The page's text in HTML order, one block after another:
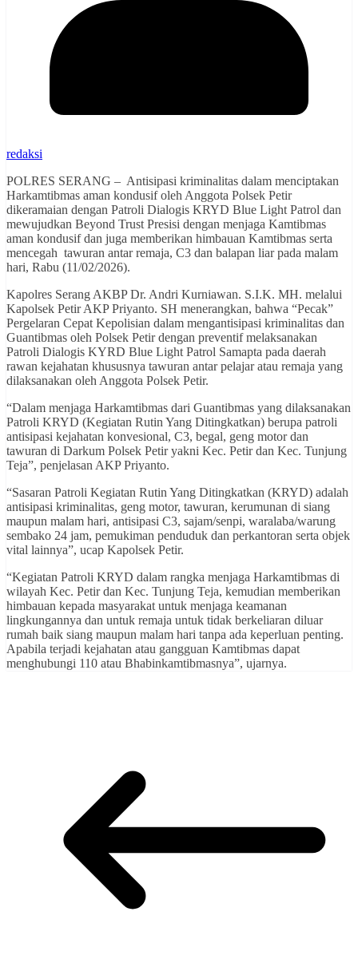
redaksi
POLRES SERANG – Antisipasi kriminalitas dalam menciptakan
Harkamtibmas aman kondusif oleh Anggota Polsek Petir
dikeramaian dengan Patroli Dialogis KRYD Blue Light Patrol dan
mewujudkan Beyond Trust Presisi dengan menjaga Kamtibmas
aman kondusif dan juga memberikan himbauan Kamtibmas serta
mencegah tawuran antar remaja, C3 dan balapan liar pada malam
hari, Rabu (11/02/2026).
Kapolres Serang AKBP Dr. Andri Kurniawan. S.I.K. MH. melalui
Kapolsek Petir AKP Priyanto. SH menerangkan, bahwa “Pecak”
Pergelaran Cepat Kepolisian dalam mengantisipasi kriminalitas dan
Guantibmas oleh Polsek Petir dengan preventif melaksanakan
Patroli Dialogis KYRD Blue Light Patrol Samapta pada daerah
rawan kejahatan khususnya tawuran antar pelajar atau remaja yang
dilaksanakan oleh Anggota Polsek Petir.
“Dalam menjaga Harkamtibmas dari Guantibmas yang dilaksanakan
Patroli KRYD (Kegiatan Rutin Yang Ditingkatkan) berupa patroli
antisipasi kejahatan konvesional, C3, begal, geng motor dan
tawuran di Darkum Polsek Petir yakni Kec. Petir dan Kec. Tunjung
Teja”, penjelasan AKP Priyanto.
“Sasaran Patroli Kegiatan Rutin Yang Ditingkatkan (KRYD) adalah
antisipasi kriminalitas, geng motor, tawuran, kerumunan di siang
maupun malam hari, antisipasi C3, sajam/senpi, waralaba/warung
sembako 24 jam, pemukiman penduduk dan perkantoran serta objek
vital lainnya”, ucap Kapolsek Petir.
“Kegiatan Patroli KRYD dalam rangka menjaga Harkamtibmas di
wilayah Kec. Petir dan Kec. Tunjung Teja, kemudian memberikan
himbauan kepada masyarakat untuk menjaga keamanan
lingkungannya dan untuk remaja untuk tidak berkeliaran diluar
rumah baik siang maupun malam hari tanpa ada keperluan penting.
Apabila terjadi kejahatan atau gangguan Kamtibmas dapat
menghubungi 110 atau Bhabinkamtibmasnya”, ujarnya.